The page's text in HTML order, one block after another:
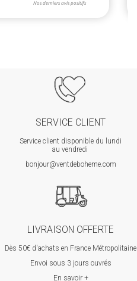
SERVICE CLIENT
Service client disponible du lundi
au vendredi
bonjour@ventdeboheme.com
LIVRAISON OFFERTE
Dès 50€ d'achats en France Métropolitaine
Envoi sous 3 jours ouvrés
En savoir +